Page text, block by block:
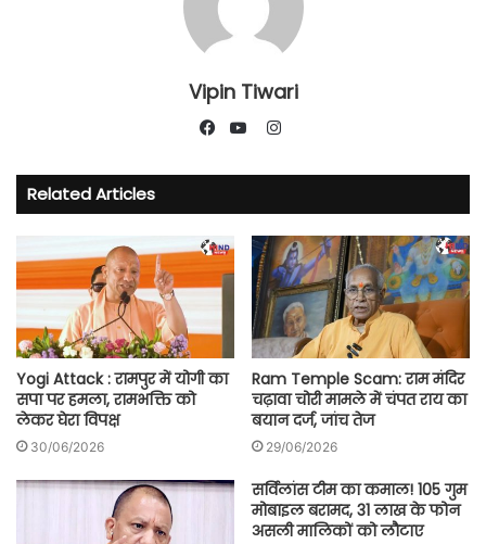
Vipin Tiwari
Instagram
Related Articles
Yogi Attack : रामपुर में योगी का
सपा पर हमला, रामभक्ति को
लेकर घेरा विपक्ष
30/06/2026
Ram Temple Scam: राम मंदिर
चढ़ावा चोरी मामले में चंपत राय का
बयान दर्ज, जांच तेज
29/06/2026
सर्विलांस टीम का कमाल! 105 गुम
मोबाइल बरामद, 31 लाख के फोन
असली मालिकों को लौटाए